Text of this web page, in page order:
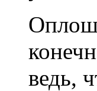
ведь,